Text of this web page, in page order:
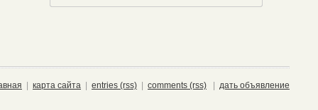
карта сайта entries (rss) comments (rss) дать объявление